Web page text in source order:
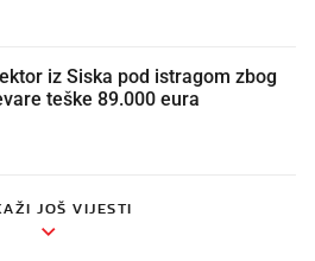
iz Siska pod istragom zbog
teške 89.000 eura
JOŠ VIJESTI